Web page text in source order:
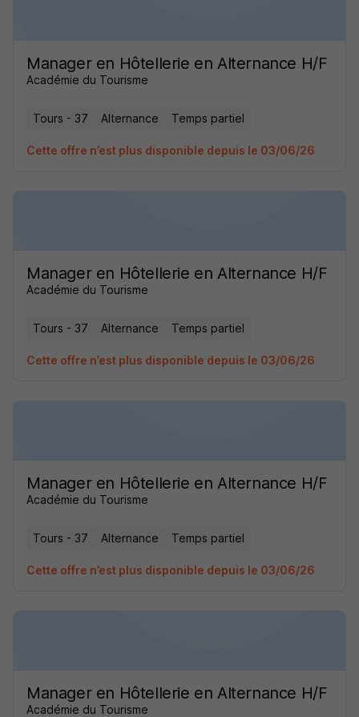
Manager en Hôtellerie en Alternance H/F
Académie du Tourisme
Tours - 37 Alternance Temps partiel
Cette offre n’est plus disponible depuis le 03/06/26
Manager en Hôtellerie en Alternance H/F
Académie du Tourisme
Tours - 37 Alternance Temps partiel
Cette offre n’est plus disponible depuis le 03/06/26
Manager en Hôtellerie en Alternance H/F
Académie du Tourisme
Tours - 37 Alternance Temps partiel
Cette offre n’est plus disponible depuis le 03/06/26
Manager en Hôtellerie en Alternance H/F
Académie du Tourisme